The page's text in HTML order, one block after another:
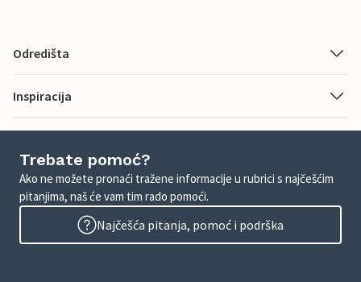
Odredišta
Inspiracija
Trebate pomoć?
Ako ne možete pronaći tražene informacije u rubrici s najčešćim
pitanjima, naš će vam tim rado pomoći.
Najčešća pitanja, pomoć i podrška